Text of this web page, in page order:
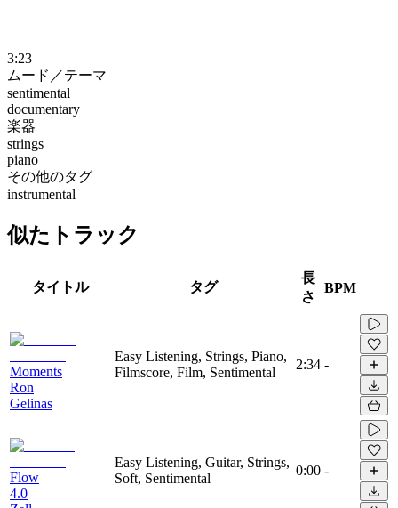
3:23
ムード／テーマ
sentimental
documentary
楽器
strings
piano
その他のタグ
instrumental
似たトラック
タイトル タグ
長
さ
BPM
Moments
Ron
Gelinas
Easy Listening, Strings, Piano,
Filmscore, Film, Sentimental
2:34 -
Flow
4.0
Easy Listening, Guitar, Strings,
Soft, Sentimental
0:00 -